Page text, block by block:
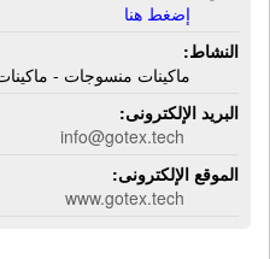
إضغط هنا
النشاط:
ماكينات منسوجات -
البريد الإلكترونى:
info@gotex.tech
الموقع الإلكترونى:
www.gotex.tech